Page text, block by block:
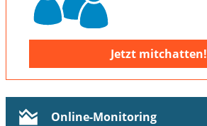
Jetzt mitchatten!
Online-Monitoring